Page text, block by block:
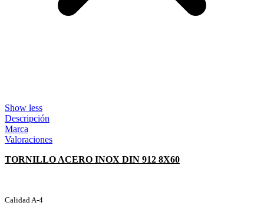
Show less
Descripción
Marca
Valoraciones
TORNILLO ACERO INOX DIN 912 8X60
Calidad A-4